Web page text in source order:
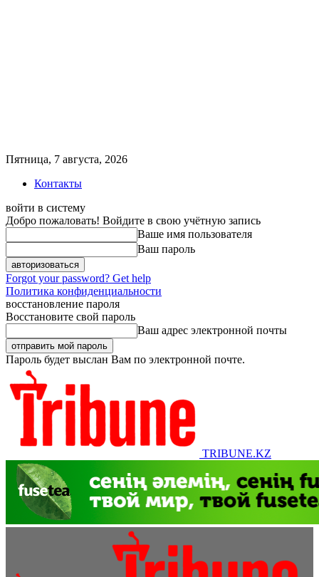
Пятница, 7 августа, 2026
Контакты
войти в систему
Добро пожаловать! Войдите в свою учётную запись
Ваше имя пользователя
Ваш пароль
Forgot your password? Get help
Политика конфиденциальности
восстановление пароля
Восстановите свой пароль
Ваш адрес электронной почты
Пароль будет выслан Вам по электронной почте.
TRIBUNE.KZ